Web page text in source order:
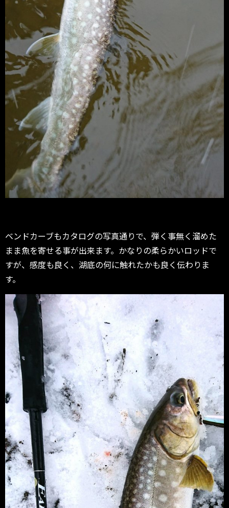
ベンドカーブもカタログの写真通りで、弾く事無く溜めた
まま魚を寄せる事が出来ます。かなりの柔らかいロッドで
すが、感度も良く、湖底の何に触れたかも良く伝わりま
す。